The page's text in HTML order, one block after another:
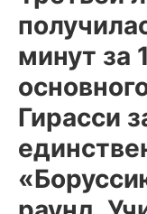
минут за
Гирасси